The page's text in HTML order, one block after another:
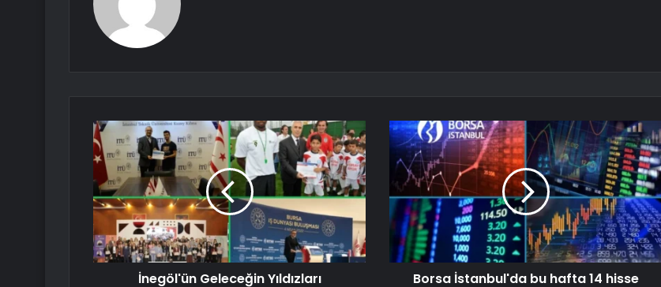
İnegöl'ün Geleceğin Yıldızları
Borsa İstanbul'da bu hafta 14 hisse